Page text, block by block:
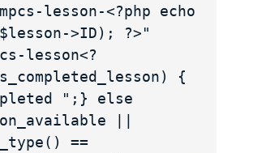
lesson-<?php echo
>ID); ?>"
lesson<?
{
";} else
||
==